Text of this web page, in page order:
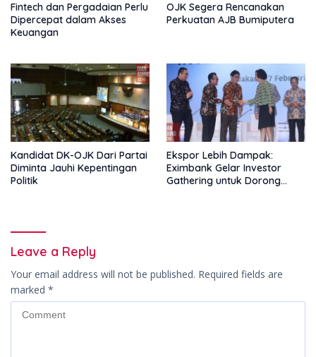
Fintech dan Pergadaian Perlu
Dipercepat dalam Akses
Keuangan
OJK Segera Rencanakan
Perkuatan AJB Bumiputera
Kandidat DK-OJK Dari Partai
Diminta Jauhi Kepentingan
Politik
Ekspor Lebih Dampak:
Eximbank Gelar Investor
Gathering untuk Dorong
Leave a Reply
Your email address will not be published. Required fields are
marked *